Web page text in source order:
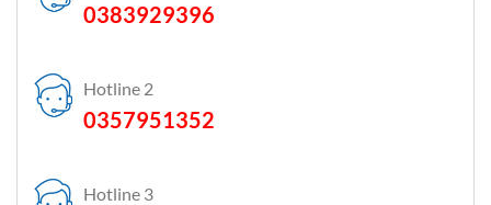
0383929396
Hotline 2
0357951352
Hotline 3